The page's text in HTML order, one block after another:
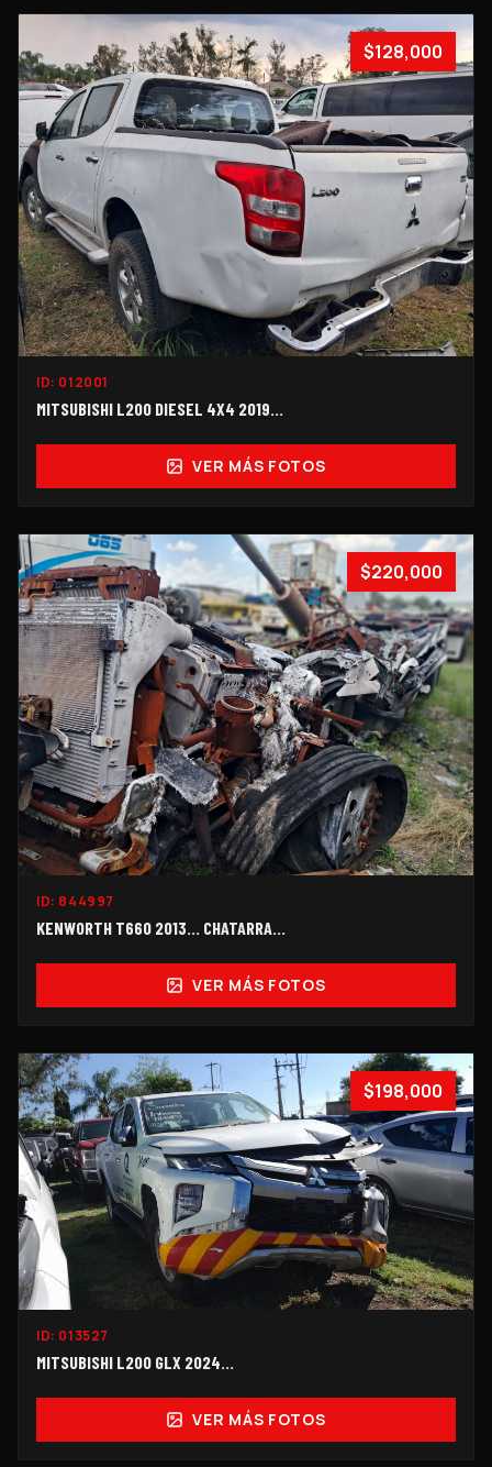
$128,000
ID: 012001
MITSUBISHI L200 DIESEL 4X4 2019...
VER MÁS FOTOS
$220,000
ID: 844997
KENWORTH T660 2013… CHATARRA…
VER MÁS FOTOS
$198,000
ID: 013527
MITSUBISHI L200 GLX 2024...
VER MÁS FOTOS